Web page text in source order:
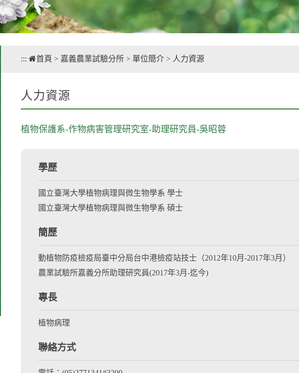
::: 首頁 > 嘉義農業試驗分所 > 單位簡介 > 人力資源
人力資源
植物保護系-作物病害管理研究室-助理研究員-吳昭蓉
學歷
國立臺灣大學植物病理與微生物學系 學士
國立臺灣大學植物病理與微生物學系 碩士
簡歷
動植物防疫檢疫局臺中分局台中港檢疫站技士（2012年10月-2017年3月）
農業試驗所嘉義分所助理研究員(2017年3月-迄今)
專長
植物病理
聯絡方式